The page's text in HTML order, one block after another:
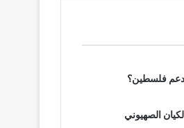
فلسطين؟
الصهيوني